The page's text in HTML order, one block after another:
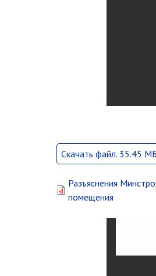
Скачать файл. 35.45 МБ
Разъяснения
помещения